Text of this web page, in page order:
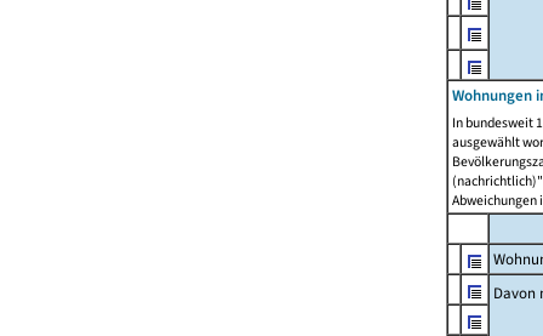
Wohnungen
In bundesweit
ausgewählt
Abweichungen
Davon